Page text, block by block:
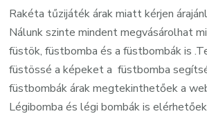
Rakéta tűzijáték árak miatt kérjen
Nálunk szinte mindent megvásárolhat
füstök, füstbomba és a füstbombák is
füstössé a képeket a füstbomba
füstbombák árak megtekinthetőek a
Légibomba és légi bombák is